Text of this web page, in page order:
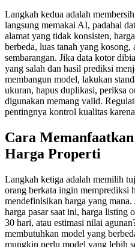
Langkah kedua adalah
langsung memakai AI, padahal
alamat yang tidak konsisten,
berbeda, luas tanah yang
sembarangan. Jika data kotor
yang salah dan hasil prediksi
membangun model, lakukan
ukuran, hapus duplikasi, periksa
digunakan memang valid.
pentingnya kontrol kualitas
Cara
Harga Properti
Langkah ketiga adalah memilih
orang berkata ingin memprediksi
mendefinisikan harga yang
harga pasar saat ini, harga listing
30 hari, atau estimasi nilai
membutuhkan model yang
mungkin perlu model yang lebih